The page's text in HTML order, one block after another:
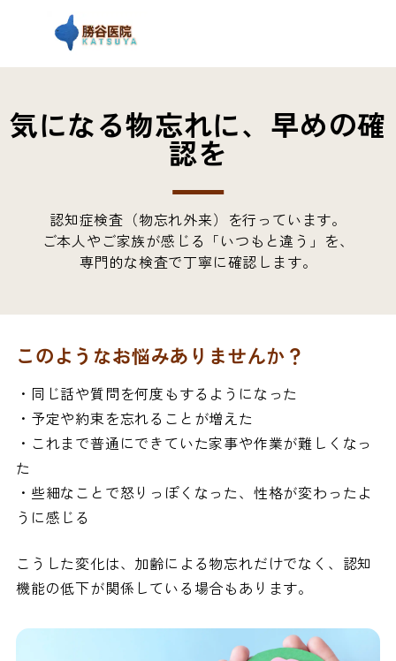
気になる物忘れに、早めの確
認を
認知症検査（物忘れ外来）を行っています。
ご本人やご家族が感じる「いつもと違う」を、
専門的な検査で丁寧に確認します。
このようなお悩みありませんか？
・同じ話や質問を何度もするようになった
・予定や約束を忘れることが増えた
・これまで普通にできていた家事や作業が難しくなっ
た
・些細なことで怒りっぽくなった、性格が変わったよ
うに感じる
こうした変化は、加齢による物忘れだけでなく、認知
機能の低下が関係している場合もあります。